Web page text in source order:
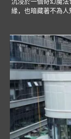
緣，也暗藏著不為